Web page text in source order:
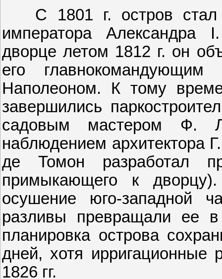
С 1801 г. остров стал
императора Александра I
дворце летом 1812 г. он
его
Наполеоном. К тому
завершились
садовым мастером Ф.
наблюдением архитектора
де Томон разработал
примыкающего к
осушение юго-западной
разливы превращали ее
планировка острова
дней, хотя
1826 гг.